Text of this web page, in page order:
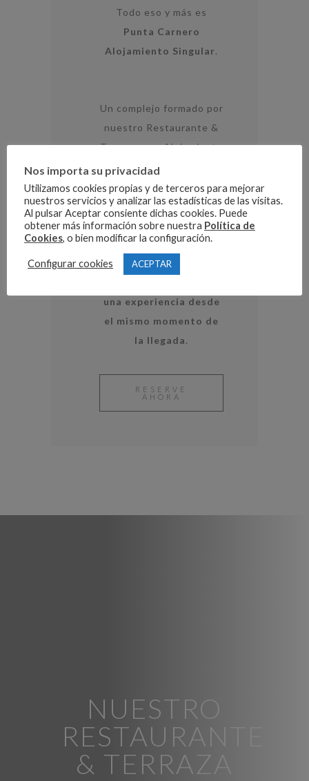
Todo eso y más es
Punta Carnero
Alojamiento Singular.
Un complejo formado por
nuestro Restaurante &
Terraza y un Alojamiento
Singular con 8 únicas
habitaciones con una
magia que te envuelve
nada más cruzar su
puerta y en la que os
sentiréis como en casa, y
una experiencia desde
el mismo momento de
la llegada.
RESERVE
AHORA
NUESTRO
RESTAURANTE
& TERRAZA
Nos importa su privacidad
Utilizamos cookies propias y de terceros para mejorar
nuestros servicios y analizar las estadísticas de las visitas.
Al pulsar Aceptar consiente dichas cookies. Puede
obtener más información sobre nuestra Política de
Cookies, o bien modificar la configuración.
Configurar cookies ACEPTAR